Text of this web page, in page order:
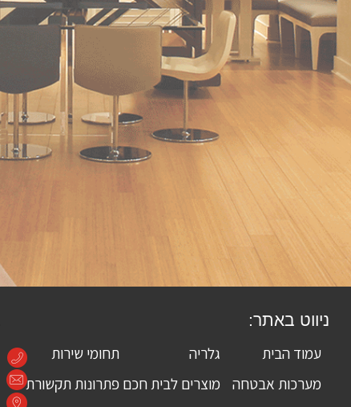
ניווט באתר:
עמוד הבית גלריה
תחומי שירות
מערכות אבטחה
מוצרים לבית חכם פתרונות תקשורת